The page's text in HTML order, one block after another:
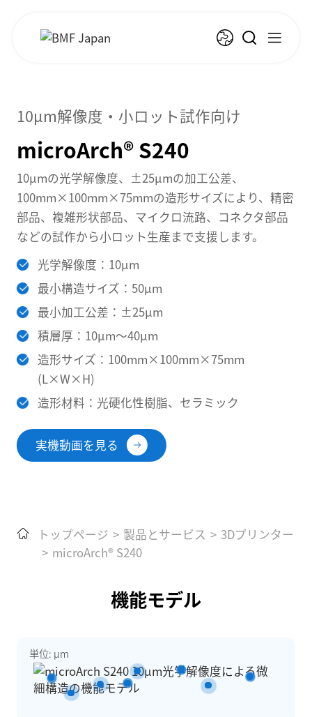
10µm解像度・小ロット試作向け
microArch® S240
10µmの光学解像度、±25µmの加工公差、
100mm×100mm×75mmの造形サイズにより、精密
部品、複雑形状部品、マイクロ流路、コネクタ部品
などの試作から小ロット生産まで支援します。
光学解像度：10µm
最小構造サイズ：50µm
最小加工公差：±25µm
積層厚：10µm〜40µm
造形サイズ：100mm×100mm×75mm
(L×W×H)
造形材料：光硬化性樹脂、セラミック
実機動画を見る
トップページ > 製品とサービス > 3Dプリンター
> microArch® S240
機能モデル
単位: µm